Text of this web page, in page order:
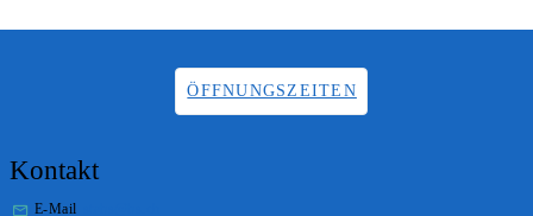
ÖFFNUNGSZEITEN
Kontakt
E-Mail